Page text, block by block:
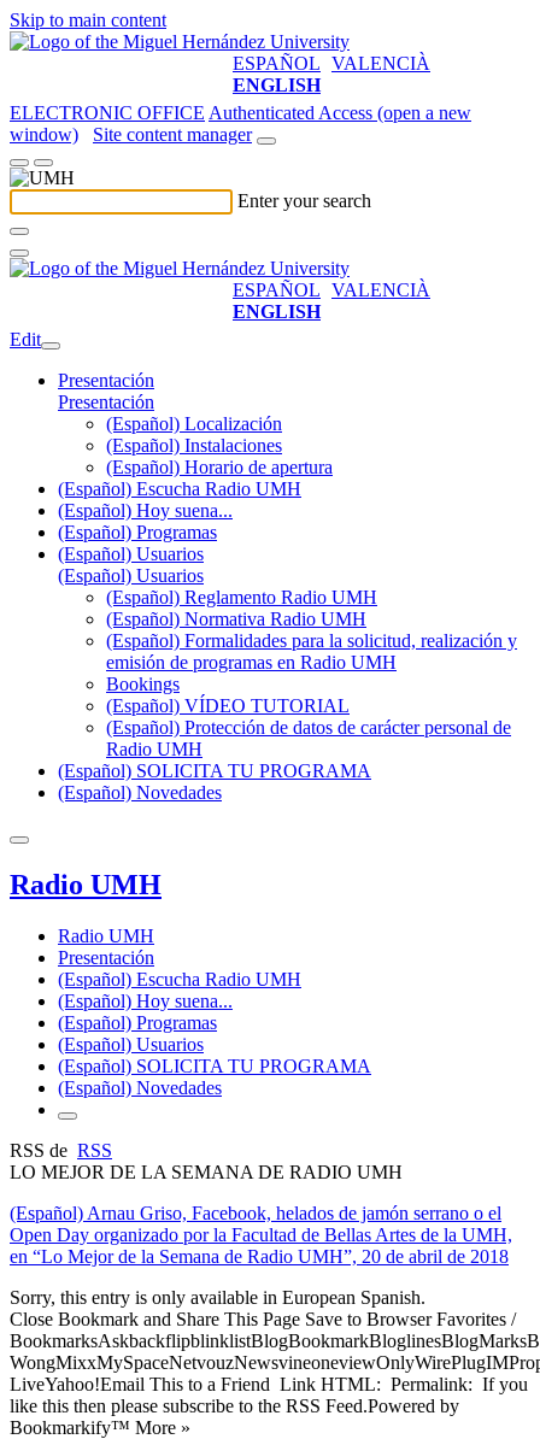
Skip to main content
ESPAÑOL VALENCIÀ
ENGLISH
ELECTRONIC OFFICE Authenticated Access (open a new
window)
Site content manager
Enter your search
ESPAÑOL VALENCIÀ
ENGLISH
Edit
Presentación
Presentación
(Español) Localización
(Español) Instalaciones
(Español) Horario de apertura
(Español) Escucha Radio UMH
(Español) Hoy suena...
(Español) Programas
(Español) Usuarios
(Español) Usuarios
(Español) Reglamento Radio UMH
(Español) Normativa Radio UMH
(Español) Formalidades para la solicitud, realización y
emisión de programas en Radio UMH
Bookings
(Español) VÍDEO TUTORIAL
(Español) Protección de datos de carácter personal de
Radio UMH
(Español) SOLICITA TU PROGRAMA
(Español) Novedades
Radio UMH
Radio UMH
Presentación
(Español) Escucha Radio UMH
(Español) Hoy suena...
(Español) Programas
(Español) Usuarios
(Español) SOLICITA TU PROGRAMA
(Español) Novedades
RSS de RSS
LO MEJOR DE LA SEMANA DE RADIO UMH
(Español) Arnau Griso, Facebook, helados de jamón serrano o el
Open Day organizado por la Facultad de Bellas Artes de la UMH,
en “Lo Mejor de la Semana de Radio UMH”, 20 de abril de 2018
Sorry, this entry is only available in European Spanish.
Close Bookmark and Share This Page Save to Browser Favorites /
LiveYahoo!Email This to a Friend Link HTML: Permalink: If you
like this then please subscribe to the RSS Feed.Powered by
Bookmarkify™ More »